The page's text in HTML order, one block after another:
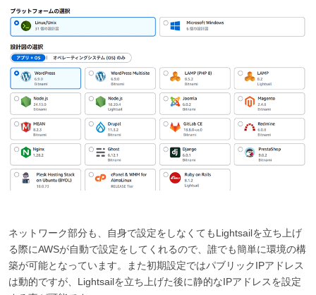
ネットワーク部分も、自身で設定をしなくてもLightsailを立ち上げ
る際にAWSが自動で設定をしてくれるので、誰でも簡単に環境の構
築が可能となっています。また初期設定ではパブリックIPアドレス
は動的ですが、Lightsailを立ち上げた後に静的なIPアドレスを設定